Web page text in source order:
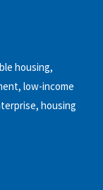
housing,
low-income
housing